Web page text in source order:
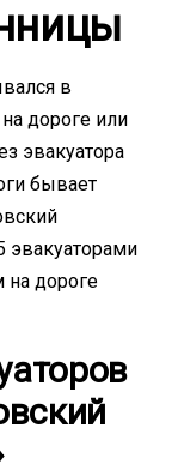
в
дороге или
эвакуатора
бывает
эвакуаторами
дороге